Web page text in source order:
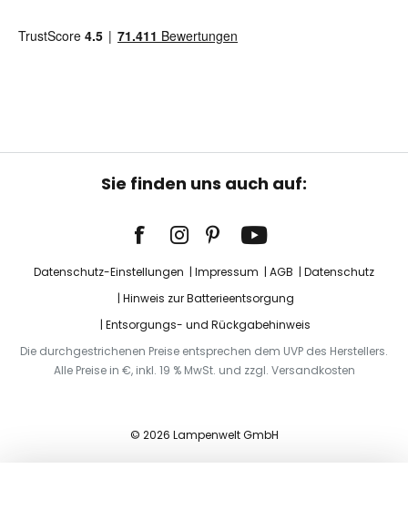
Sie finden uns auch auf:
Datenschutz-Einstellungen Impressum AGB
Datenschutz
Hinweis zur Batterieentsorgung
Entsorgungs- und Rückgabehinweis
Die durchgestrichenen Preise entsprechen dem UVP des Herstellers.
Alle Preise in €, inkl. 19 % MwSt. und zzgl. Versandkosten
© 2026 Lampenwelt GmbH